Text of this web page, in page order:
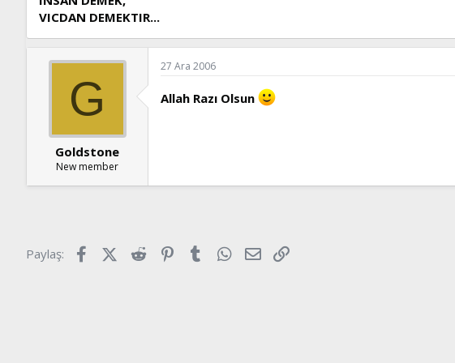
VICDAN DEMEKTIR...
G
Goldstone
New member
27 Ara 2006
Allah Razı Olsun
Paylaş: FacebookX (Twitter)
Reddit PinterestTumblrWhatsApp
E-posta